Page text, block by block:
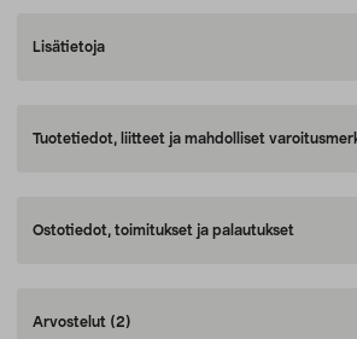
Lisätietoja
Tuotetiedot, liitteet ja mahdolliset
Ostotiedot, toimitukset ja palautukset
Arvostelut (2)